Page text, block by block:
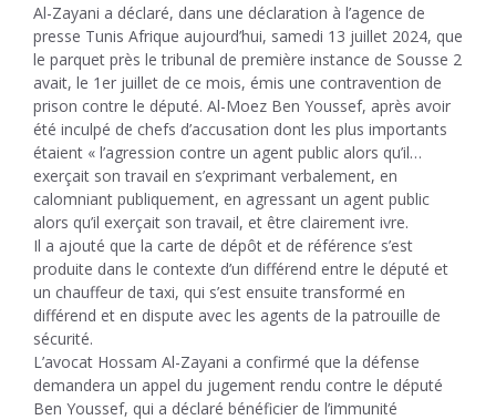
Al-Zayani a déclaré, dans une déclaration à l’agence de
presse Tunis Afrique aujourd’hui, samedi 13 juillet 2024, que
le parquet près le tribunal de première instance de Sousse 2
avait, le 1er juillet de ce mois, émis une contravention de
prison contre le député. Al-Moez Ben Youssef, après avoir
été inculpé de chefs d’accusation dont les plus importants
étaient « l’agression contre un agent public alors qu’il…
exerçait son travail en s’exprimant verbalement, en
calomniant publiquement, en agressant un agent public
alors qu’il exerçait son travail, et être clairement ivre.
Il a ajouté que la carte de dépôt et de référence s’est
produite dans le contexte d’un différend entre le député et
un chauffeur de taxi, qui s’est ensuite transformé en
différend et en dispute avec les agents de la patrouille de
sécurité.
L’avocat Hossam Al-Zayani a confirmé que la défense
demandera un appel du jugement rendu contre le député
Ben Youssef, qui a déclaré bénéficier de l’immunité